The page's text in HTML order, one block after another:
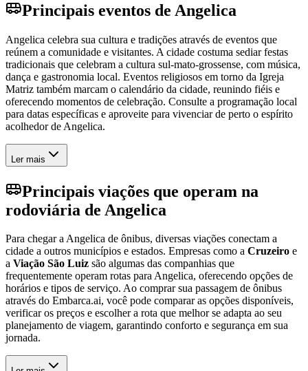
Principais eventos de Angelica
Angelica celebra sua cultura e tradições através de eventos que
reúnem a comunidade e visitantes. A cidade costuma sediar festas
tradicionais que celebram a cultura sul-mato-grossense, com música,
dança e gastronomia local. Eventos religiosos em torno da Igreja
Matriz também marcam o calendário da cidade, reunindo fiéis e
oferecendo momentos de celebração. Consulte a programação local
para datas específicas e aproveite para vivenciar de perto o espírito
acolhedor de Angelica.
Ler mais
Principais viações que operam na
rodoviária de Angelica
Para chegar a Angelica de ônibus, diversas viações conectam a
cidade a outros municípios e estados. Empresas como a Cruzeiro e
a Viação São Luiz são algumas das companhias que
frequentemente operam rotas para Angelica, oferecendo opções de
horários e tipos de serviço. Ao comprar sua passagem de ônibus
através do Embarca.ai, você pode comparar as opções disponíveis,
verificar os preços e escolher a rota que melhor se adapta ao seu
planejamento de viagem, garantindo conforto e segurança em sua
jornada.